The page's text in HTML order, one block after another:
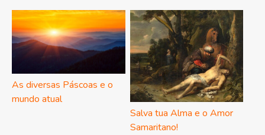
As diversas Páscoas e o
mundo atual
Salva tua Alma e o Amor
Samaritano!